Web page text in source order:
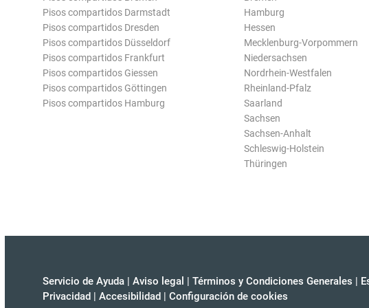
Pisos compartidos Darmstadt
Pisos compartidos Dresden
Pisos compartidos Düsseldorf
Pisos compartidos Frankfurt
Pisos compartidos Giessen
Pisos compartidos Göttingen
Pisos compartidos Hamburg
Hamburg
Hessen
Mecklenburg-Vorpommern
Niedersachsen
Nordrhein-Westfalen
Rheinland-Pfalz
Saarland
Sachsen
Sachsen-Anhalt
Schleswig-Holstein
Thüringen
Servicio de Ayuda | Aviso legal | Términos y Condiciones Generales |
Privacidad | Accesibilidad | Configuración de cookies